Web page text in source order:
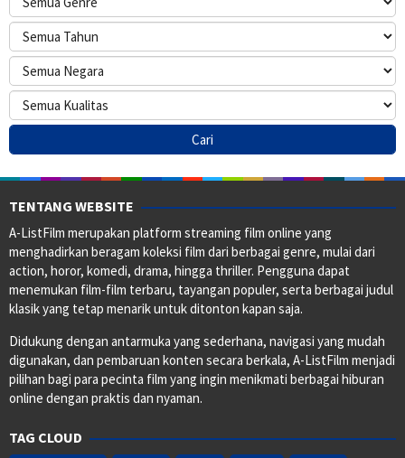
TENTANG WEBSITE
A-ListFilm merupakan platform streaming film online yang
menghadirkan beragam koleksi film dari berbagai genre, mulai dari
action, horor, komedi, drama, hingga thriller. Pengguna dapat
menemukan film-film terbaru, tayangan populer, serta berbagai judul
klasik yang tetap menarik untuk ditonton kapan saja.
Didukung dengan antarmuka yang sederhana, navigasi yang mudah
digunakan, dan pembaruan konten secara berkala, A-ListFilm menjadi
pilihan bagi para pecinta film yang ingin menikmati berbagai hiburan
online dengan praktis dan nyaman.
TAG CLOUD